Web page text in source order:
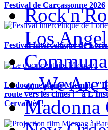
Festival de Carcassonne 2026
Festival Interceltique de
Le documentaire Micmag-
route vers les cimes !" à
Cervantès !
Los
« We Are
Madonna